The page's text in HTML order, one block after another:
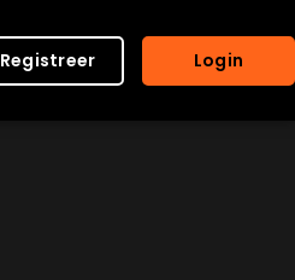
Registreer Login